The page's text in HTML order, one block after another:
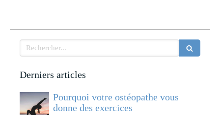
Rechercher
Derniers articles
Pourquoi votre ostéopathe vous
donne des exercices